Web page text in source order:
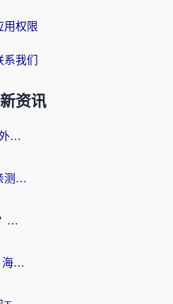
用权限
系我们
资讯
雷神手游和sixfast哪个好？海外党亲测3款回国加速器，教你选对不踩坑
穿梭和快喵好用吗？海外党亲测：小众加速器对比+番茄加速器深度体验
云极和Unblock Youku好用吗？海外党亲测+2026回国加速器避坑指南
ChickCN和海外回国好用吗？海外党2026亲测：从手游到影音，选对加速器的3个关键